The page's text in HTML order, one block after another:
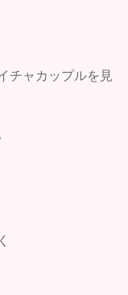
チャカップルを見